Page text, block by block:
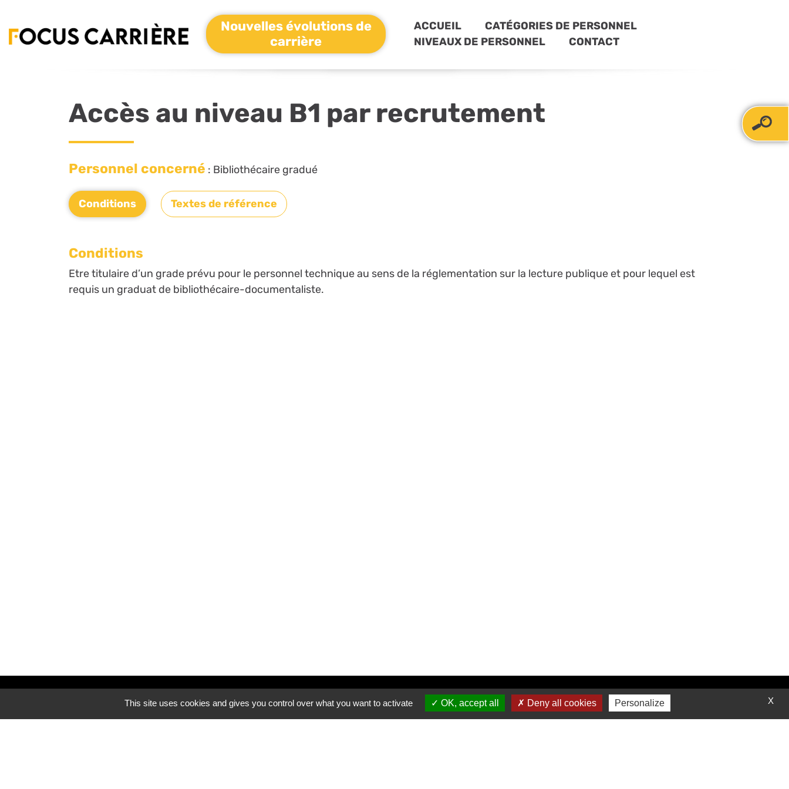
Nouvelles évolutions de
carrière
ACCUEIL
CATÉGORIES DE PERSONNEL
NIVEAUX DE PERSONNEL
CONTACT
Accès au niveau B1 par recrutement
Personnel concerné : Bibliothécaire gradué
Conditions Textes de référence
Conditions
Etre titulaire d’un grade prévu pour le personnel technique au sens de la réglementation sur la lecture publique et pour lequel est
requis un graduat de bibliothécaire-documentaliste.
Inscrivez-vous à notre newsletter Contactez-nous X
This site uses cookies and gives you control over what you want to activate OK, accept all Deny all cookies Personalize